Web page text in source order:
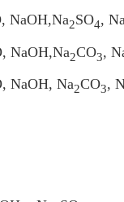
NaOH,Na2SO4,
NaOH,Na2CO3,
NaOH, Na2CO3,